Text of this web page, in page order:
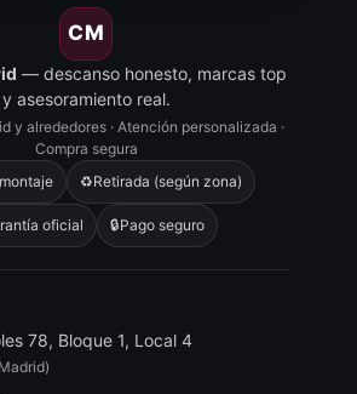
CM
— descanso honesto, marcas top
y asesoramiento real.
y alrededores · Atención personalizada ·
Compra segura
♻️Retirada (según zona)
oficial 🔒Pago seguro
78, Bloque 1, Local 4